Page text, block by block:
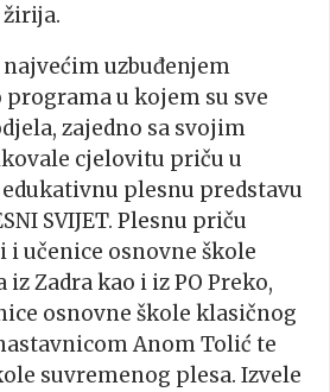
uzbuđenjem
u kojem su sve
zajedno sa svojim
cjelovitu priču u
edukativnu plesnu predstavu
SVIJET. Plesnu priču
i učenice osnovne škole
Zadra kao i iz PO Preko,
osnovne škole klasičnog
Anom Tolić te
suvremenog plesa. Izvele